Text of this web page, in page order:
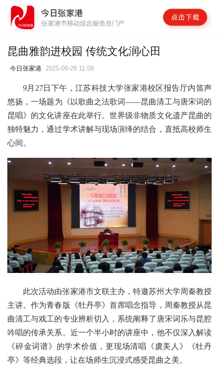
昆曲雅韵进校园 传统文化润心田‌
今日张家港 2025-09-28 11:59
9月27日下午，江苏科技大学张家港校区报告厅内笛声
悠扬，一场题为《以歌曲之法歌词——昆曲清工与唐宋词的
昆唱》的文化讲座在此举行。世界级非物质文化遗产昆曲的
独特魅力，通过学术讲解与现场演绎的结合，直抵高校师生
心间。
此次活动由张家港市文联主办，特邀苏州大学周秦教授
主讲。作为青春版《牡丹亭》首席唱念指导，周秦教授从昆
曲清工与戏工的专业辨析切入，系统阐释了唐宋词乐与昆腔
吟唱的传承关系。近一个半小时的讲座中，他不仅深入解读
《碎金词谱》的学术价值，更现场清唱《虞美人》《牡丹
亭》等经典选段，让在场师生沉浸式感受昆曲之美。